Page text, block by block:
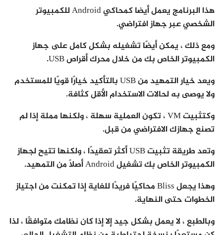
هذا البرنامج يعمل أيضا كمحاكي Android للكمبيوتر
الشخصي عبر جهاز افتراضي.
ومع ذلك ، يمكن أيضًا تشغيله بشكل كامل على جهاز
الكمبيوتر الخاص بك من خلال محرك أقراص USB.
ويعد خيار التمهيد من USB بالتأكيد خيارًا قويًا للمستخدم
ولا يوصى به لحالات الاستخدام الأقل كثافة.
وكتثبيت VM ، تكون العملية سهلة ، ولكنها مملة إذا لم
تصنع جهازك الافتراضي من قبل.
وتعد طريقة تثبيت USB أكثر تعقيدًا ، ولكنها تتيح لجهاز
الكمبيوتر الخاص بك تشغيل Android أصلاً من التمهيد.
وهذا يجعل Bliss محاكيًا فريدًا للغاية إذا تمكنت من اجتياز
الخطوات حتى النهاية.
وبالطبع ، لا يعمل بشكل جيد إلا إذا كان نظامك متوافقًا ، لذا